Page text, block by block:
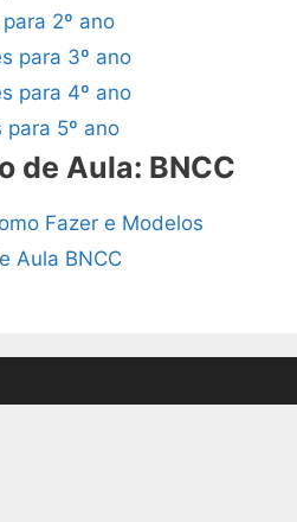
2º ano
para 3º ano
para 4º ano
5º ano
de Aula: BNCC
Fazer e Modelos
Aula BNCC